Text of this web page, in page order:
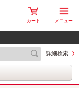
カート メニュー
詳細検索